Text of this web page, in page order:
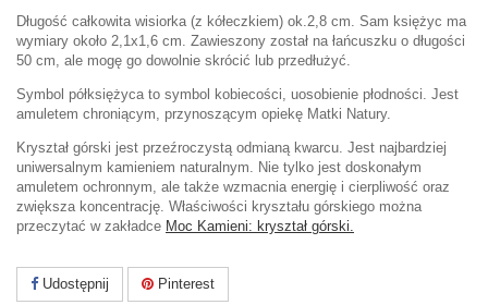
Długość całkowita wisiorka (z kółeczkiem) ok.2,8 cm. Sam księżyc ma
wymiary około 2,1x1,6 cm. Zawieszony został na łańcuszku o długości
50 cm, ale mogę go dowolnie skrócić lub przedłużyć.
Symbol półksiężyca to symbol kobiecości, uosobienie płodności. Jest
amuletem chroniącym, przynoszącym opiekę Matki Natury.
Kryształ górski jest przeźroczystą odmianą kwarcu. Jest najbardziej
uniwersalnym kamieniem naturalnym. Nie tylko jest doskonałym
amuletem ochronnym, ale także wzmacnia energię i cierpliwość oraz
zwiększa koncentrację. Właściwości kryształu górskiego można
przeczytać w zakładce Moc Kamieni: kryształ górski.
Udostępnij Pinterest